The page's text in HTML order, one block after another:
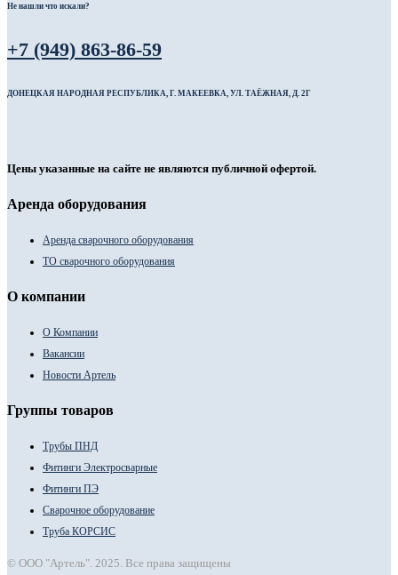
Не нашли что искали?
+7 (949) 863-86-59
ДОНЕЦКАЯ НАРОДНАЯ РЕСПУБЛИКА, Г. МАКЕЕВКА, УЛ. ТАЁЖНАЯ, Д. 2Г
Цены указанные на сайте не являются публичной офертой.
Аренда оборудования
Аренда сварочного оборудования
ТО сварочного оборудования
О компании
О Компании
Вакансии
Новости Артель
Группы товаров
Трубы ПНД
Фитинги Электросварные
Фитинги ПЭ
Сварочное оборудование
Труба КОРСИС
© ООО "Артель". 2025. Все права защищены